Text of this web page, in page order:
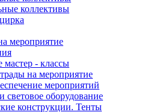
коллективы
мероприятие
- классы
на мероприятие
мероприятий
световое оборудование
конструкции. Тенты